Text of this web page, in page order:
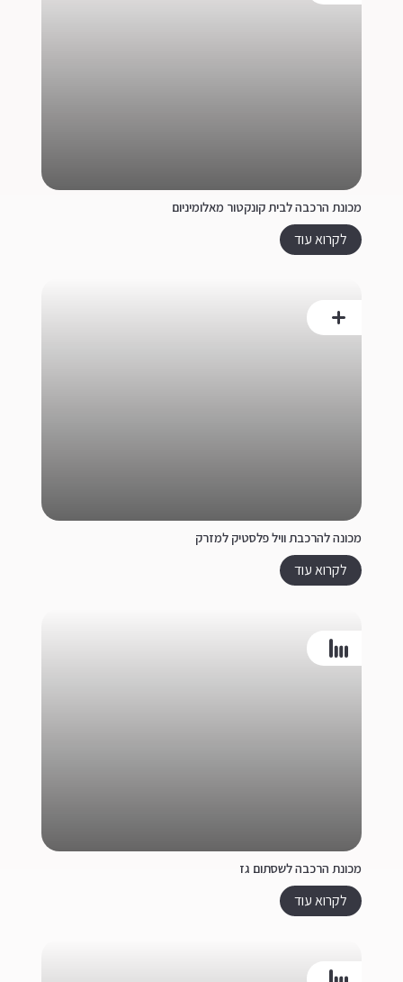
מכונת הרכבה לבית קונקטור מאלומיניום
לקרוא עוד
מכונה להרכבת וויל פלסטיק למזרק
לקרוא עוד
מכונת הרכבה לשסתום גז
לקרוא עוד